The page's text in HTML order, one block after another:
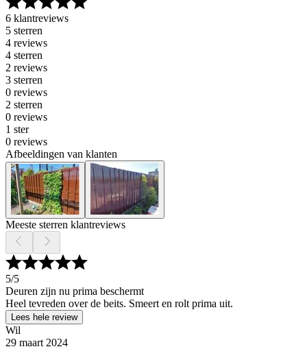
6 klantreviews
5 sterren
4 reviews
4 sterren
2 reviews
3 sterren
0 reviews
2 sterren
0 reviews
1 ster
0 reviews
Afbeeldingen van klanten
Meeste sterren klantreviews
5/5
Deuren zijn nu prima beschermt
Heel tevreden over de beits. Smeert en rolt prima uit.
Lees hele review
Wil
29 maart 2024